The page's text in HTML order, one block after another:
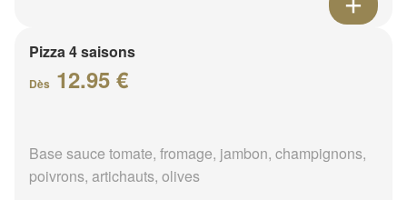
Pizza 4 saisons
Dès 12.95 €
Base sauce tomate, fromage, jambon, champignons,
poivrons, artichauts, olives